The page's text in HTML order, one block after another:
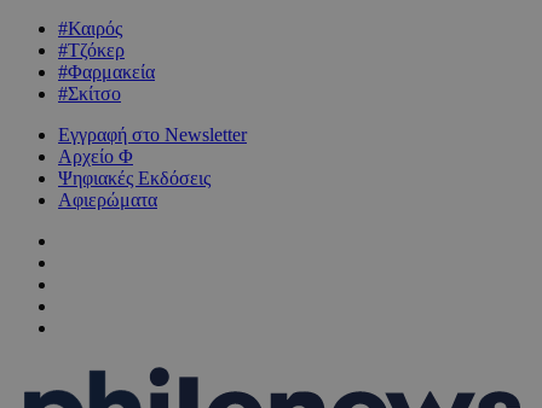
#Καιρός
#Τζόκερ
#Φαρμακεία
#Σκίτσο
Εγγραφή στο Newsletter
Αρχείο Φ
Ψηφιακές Εκδόσεις
Αφιερώματα